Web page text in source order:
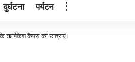
दुर्घटना पर्यटन
के ऋषिकेश कैंपस की छात्राएं।